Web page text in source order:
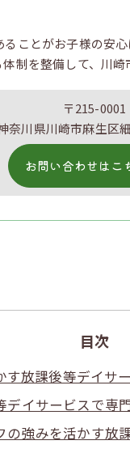
ことがお子様の安
制を整備して、川崎
〒215-0001
奈川県川崎市麻生区
お問い合わせはこ
目次
す放課後等デイサ
デイサービスで専
の強みを活かす放